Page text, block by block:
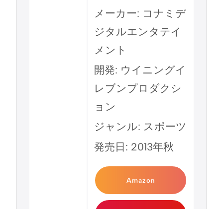
メーカー: コナミデ
ジタルエンタテイ
メント
開発: ウイニングイ
レブンプロダクシ
ョン
ジャンル: スポーツ
発売日: 2013年秋
Amazon